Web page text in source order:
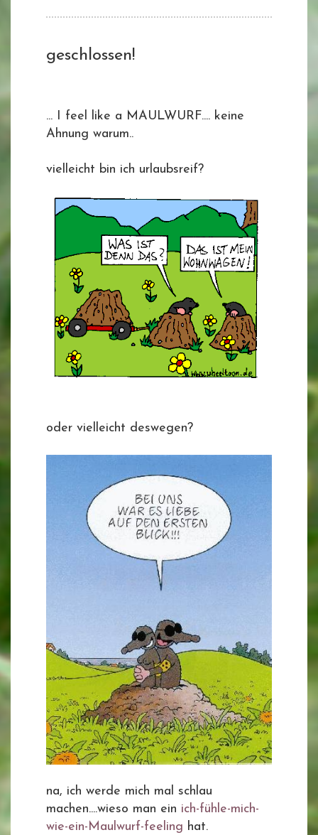
geschlossen!
... I feel like a MAULWURF.... keine
Ahnung warum..
vielleicht bin ich urlaubsreif?
oder vielleicht deswegen?
na, ich werde mich mal schlau
machen....wieso man ein ich-fühle-mich-
wie-ein-Maulwurf-feeling hat.